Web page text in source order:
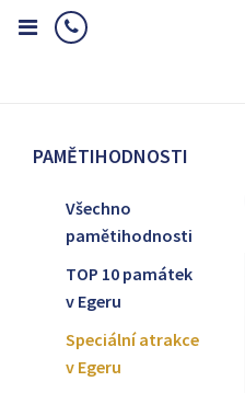
PAMĚTIHODNOSTI
Všechno
pamětihodnosti
TOP 10 památek
v Egeru
Speciální atrakce
v Egeru